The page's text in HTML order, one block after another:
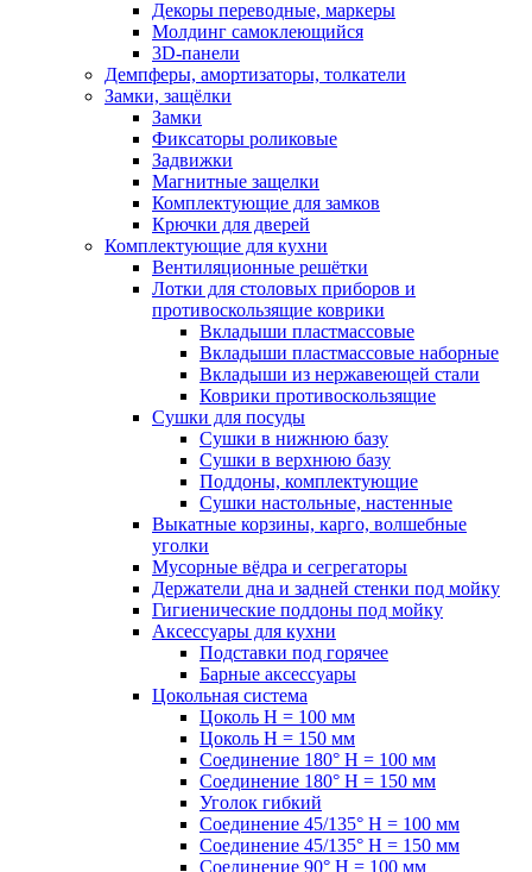
Декоры переводные, маркеры
Молдинг самоклеющийся
3D-панели
Демпферы, амортизаторы, толкатели
Замки, защёлки
Замки
Фиксаторы роликовые
Задвижки
Магнитные защелки
Комплектующие для замков
Крючки для дверей
Комплектующие для кухни
Вентиляционные решётки
Лотки для столовых приборов и
противоскользящие коврики
Вкладыши пластмассовые
Вкладыши пластмассовые наборные
Вкладыши из нержавеющей стали
Коврики противоскользящие
Сушки для посуды
Сушки в нижнюю базу
Сушки в верхнюю базу
Поддоны, комплектующие
Сушки настольные, настенные
Выкатные корзины, карго, волшебные
уголки
Мусорные вёдра и сегрегаторы
Держатели дна и задней стенки под мойку
Гигиенические поддоны под мойку
Аксессуары для кухни
Подставки под горячее
Барные аксессуары
Цокольная система
Цоколь H = 100 мм
Цоколь H = 150 мм
Соединение 180° H = 100 мм
Соединение 180° H = 150 мм
Уголок гибкий
Соединение 45/135° H = 100 мм
Соединение 45/135° H = 150 мм
Соединение 90° H = 100 мм